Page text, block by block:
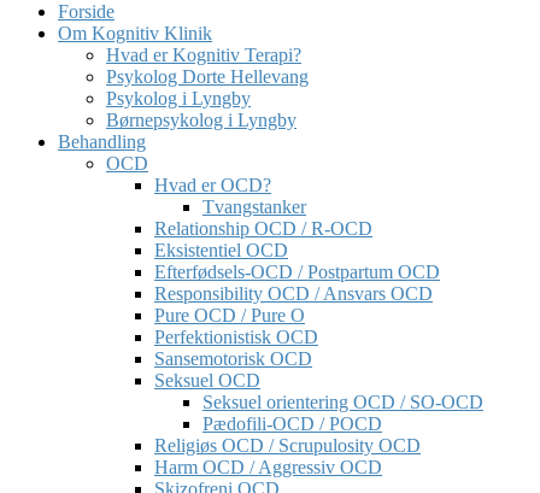
Forside
Om Kognitiv Klinik
Hvad er Kognitiv Terapi?
Psykolog Dorte Hellevang
Psykolog i Lyngby
Børnepsykolog i Lyngby
Behandling
OCD
Hvad er OCD?
Tvangstanker
Relationship OCD / R-OCD
Eksistentiel OCD
Efterfødsels-OCD / Postpartum OCD
Responsibility OCD / Ansvars OCD
Pure OCD / Pure O
Perfektionistisk OCD
Sansemotorisk OCD
Seksuel OCD
Seksuel orientering OCD / SO-OCD
Pædofili-OCD / POCD
Religiøs OCD / Scrupulosity OCD
Harm OCD / Aggressiv OCD